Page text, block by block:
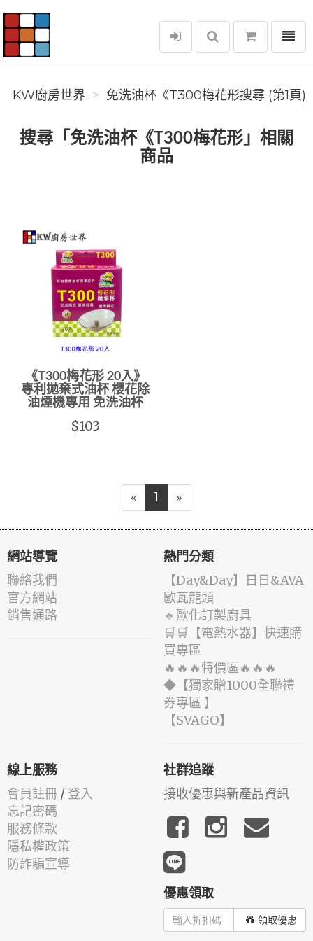
KW廚房世界
選單
KW廚房世界 免洗油杯《T300梅花形搜尋 (第1頁)
搜尋「免洗油杯《T300梅花形」相關
商品
《T300梅花形 20入》
專利拋棄式油杯 櫻花除
油煙機專用 免洗油杯
$103
« 1 »
網站導覽
聯絡我們
官方網站
銷售通路
熱門分類
️【Day&Day】️日日&AVA
歐瓦龍頭
🔹歐化訂製廚具
🛒🛒【電熱水器】快速購
買專區
🔥🔥🔥特價區🔥🔥🔥
◆【獨家贈1000全聯禮
券專區 】
️【SVAGO】️
線上服務
會員註冊 / 登入
忘記密碼
服務條款
隱私權政策
防詐騙宣導
社群追蹤
接收優惠與新產品資訊
優惠領取
領取優惠